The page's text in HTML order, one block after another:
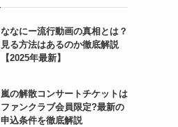
ななにー流行動画の真相とは？
見る方法はあるのか徹底解説
【2025年最新】
嵐の解散コンサートチケットは
ファンクラブ会員限定?最新の
申込条件を徹底解説